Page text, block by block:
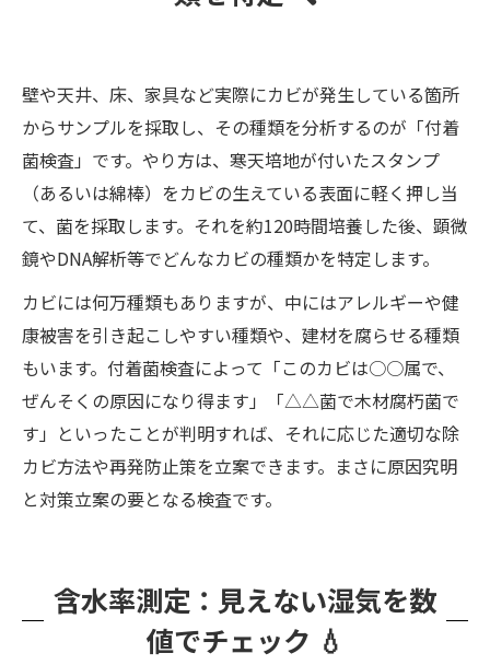
壁や天井、床、家具など実際にカビが発生している箇所
からサンプルを採取し、その種類を分析するのが「付着
菌検査」です。やり方は、寒天培地が付いたスタンプ
（あるいは綿棒）をカビの生えている表面に軽く押し当
て、菌を採取します。それを約120時間培養した後、顕微
鏡やDNA解析等でどんなカビの種類かを特定します。
カビには何万種類もありますが、中にはアレルギーや健
康被害を引き起こしやすい種類や、建材を腐らせる種類
もいます。付着菌検査によって「このカビは○○属で、
ぜんそくの原因になり得ます」「△△菌で木材腐朽菌で
す」といったことが判明すれば、それに応じた適切な除
カビ方法や再発防止策を立案できます。まさに原因究明
と対策立案の要となる検査です。
含水率測定：見えない湿気を数
値でチェック 💧